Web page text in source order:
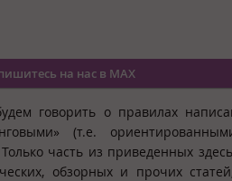
на нас в MAX
говорить о правилах
(т.е.
часть из приведенных
обзорных и прочих